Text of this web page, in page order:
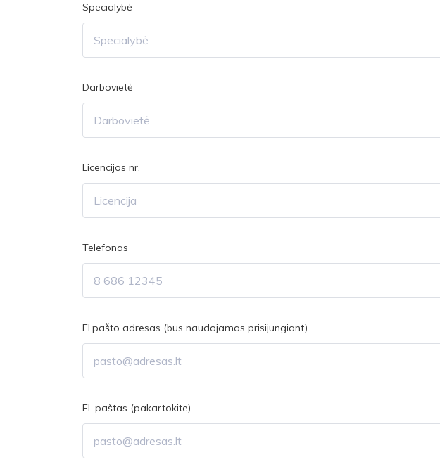
Specialybė
Darbovietė
Licencijos nr.
Telefonas
El.pašto adresas (bus naudojamas prisijungiant)
El. paštas (pakartokite)